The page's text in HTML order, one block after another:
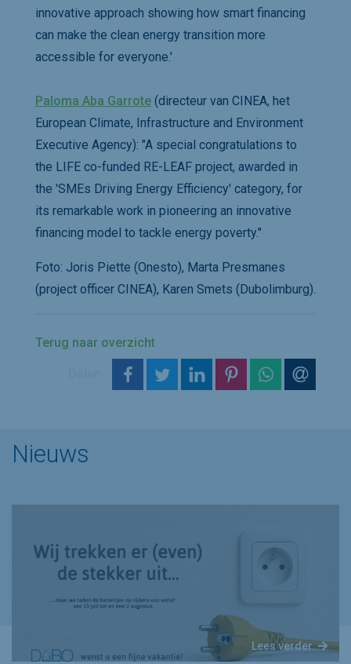
innovative approach showing how smart financing
can make the clean energy transition more
accessible for everyone.'
Paloma Aba Garrote (directeur van CINEA, het
European Climate, Infrastructure and Environment
Executive Agency): "A special congratulations to
the LIFE co-funded RE-LEAF project, awarded in
the 'SMEs Driving Energy Efficiency' category, for
its remarkable work in pioneering an innovative
financing model to tackle energy poverty."
Foto: Joris Piette (Onesto), Marta Presmanes
(project officer CINEA), Karen Smets (Dubolimburg).
Terug naar overzicht
op Facebookop Twitterop LinkedInop Pinterest
op
Nieuws
Lees verder